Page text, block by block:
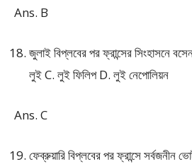
Ans. B
জুলাই বিপ্লবের পর ফ্রান্সের সিংহাসনে
লুই C. লুই ফিলিপ D. লুই নেপোলিয়ন
Ans. C
ফেব্রুয়ারি বিপ্লবের পর ফ্রান্সে সর্বজনীন